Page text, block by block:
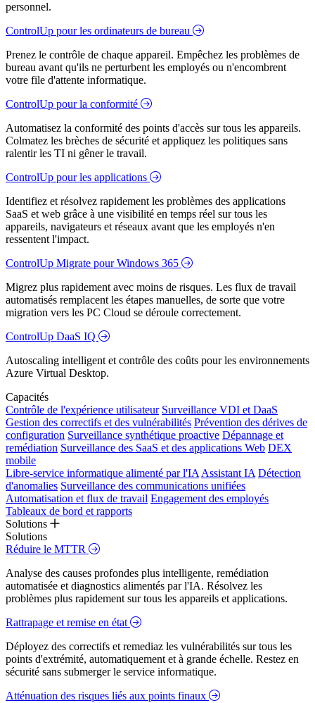
personnel.
ControlUp pour les ordinateurs de bureau
Prenez le contrôle de chaque appareil. Empêchez les problèmes de
bureau avant qu'ils ne perturbent les employés ou n'encombrent
votre file d'attente informatique.
ControlUp pour la conformité
Automatisez la conformité des points d'accès sur tous les appareils.
Colmatez les brèches de sécurité et appliquez les politiques sans
ralentir les TI ni gêner le travail.
ControlUp pour les applications
Identifiez et résolvez rapidement les problèmes des applications
SaaS et web grâce à une visibilité en temps réel sur tous les
appareils, navigateurs et réseaux avant que les employés n'en
ressentent l'impact.
ControlUp Migrate pour Windows 365
Migrez plus rapidement avec moins de risques. Les flux de travail
automatisés remplacent les étapes manuelles, de sorte que votre
migration vers les PC Cloud se déroule correctement.
ControlUp DaaS IQ
Autoscaling intelligent et contrôle des coûts pour les environnements
Azure Virtual Desktop.
Capacités
Contrôle de l'expérience utilisateur Surveillance VDI et DaaS
Gestion des correctifs et des vulnérabilités Prévention des dérives de
configuration Surveillance synthétique proactive Dépannage et
remédiation Surveillance des SaaS et des applications Web DEX
mobile
Libre-service informatique alimenté par l'IA Assistant IA Détection
d'anomalies Surveillance des communications unifiées
Automatisation et flux de travail Engagement des employés
Tableaux de bord et rapports
Solutions
Solutions
Réduire le MTTR
Analyse des causes profondes plus intelligente, remédiation
automatisée et diagnostics alimentés par l'IA. Résolvez les
problèmes plus rapidement sur tous les appareils et applications.
Rattrapage et remise en état
Déployez des correctifs et remediaz les vulnérabilités sur tous les
points d'extrémité, automatiquement et à grande échelle. Restez en
sécurité sans submerger le service informatique.
Atténuation des risques liés aux points finaux